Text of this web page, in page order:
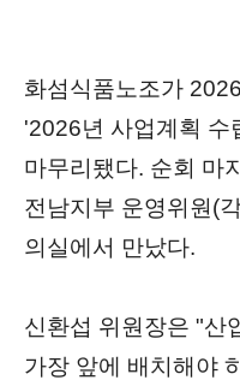
화섬식품노조가
'2026년 사업계획 수
마무리됐다. 순회 마
전남지부 운영위원(
의실에서 만났다.
신환섭 위원장은 "산
가장 앞에 배치해야